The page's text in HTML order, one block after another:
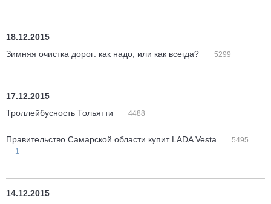
18.12.2015
Зимняя очистка дорог: как надо, или как всегда?
5299
17.12.2015
Троллейбусность Тольятти
4488
Правительство Самарской области купит LADA Vesta
5495
1
14.12.2015